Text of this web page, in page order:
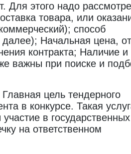
Для этого надо
товара, или
способ
далее); Начальная цена,
контракта; Наличие и
важны при поиске и
цель тендерного
в конкурсе. Такая
в государственных
на ответственном